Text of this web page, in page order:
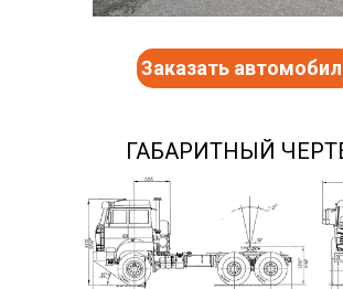
ГАБАРИТНЫЙ
Заказать